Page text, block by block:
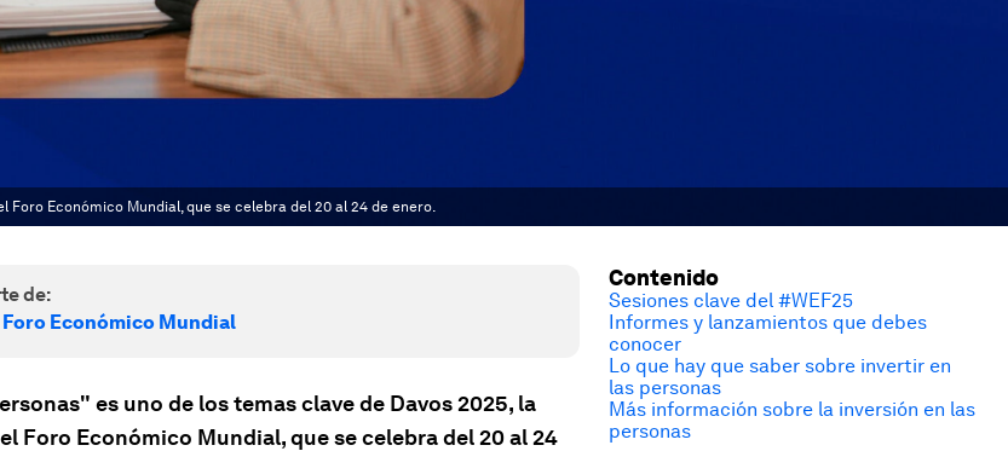
Económico Mundial, que se celebra del 20 al 24 de enero.
de:
Económico Mundial
es uno de los temas clave de Davos 2025, la
Foro Económico Mundial, que se celebra del 20 al 24
Contenido
Sesiones clave del #WEF25
Informes y lanzamientos que debes
conocer
Lo que hay que saber sobre invertir en
las personas
Más información sobre la inversión en las
personas